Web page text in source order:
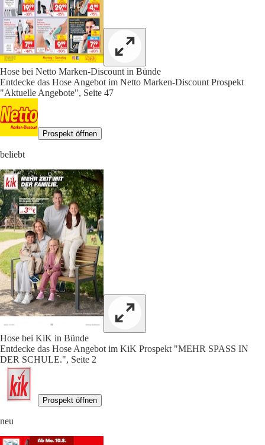
Hose bei Netto Marken-Discount in Bünde
Entdecke das Hose Angebot im Netto Marken-Discount Prospekt
"Aktuelle Angebote", Seite 47
Prospekt öffnen
beliebt
Hose bei KiK in Bünde
Entdecke das Hose Angebot im KiK Prospekt "MEHR SPASS IN
DER SCHULE.", Seite 2
Prospekt öffnen
neu